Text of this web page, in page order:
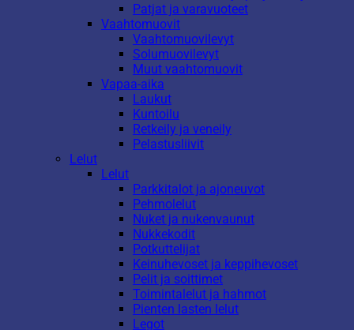
Patjat ja varavuoteet
Vaahtomuovit
Vaahtomuovilevyt
Solumuovilevyt
Muut vaahtomuovit
Vapaa-aika
Laukut
Kuntoilu
Retkeily ja veneily
Pelastusliivit
Lelut
Lelut
Parkkitalot ja ajoneuvot
Pehmolelut
Nuket ja nukenvaunut
Nukkekodit
Potkuttelijat
Keinuhevoset ja keppihevoset
Pelit ja soittimet
Toimintalelut ja hahmot
Pienten lasten lelut
Legot